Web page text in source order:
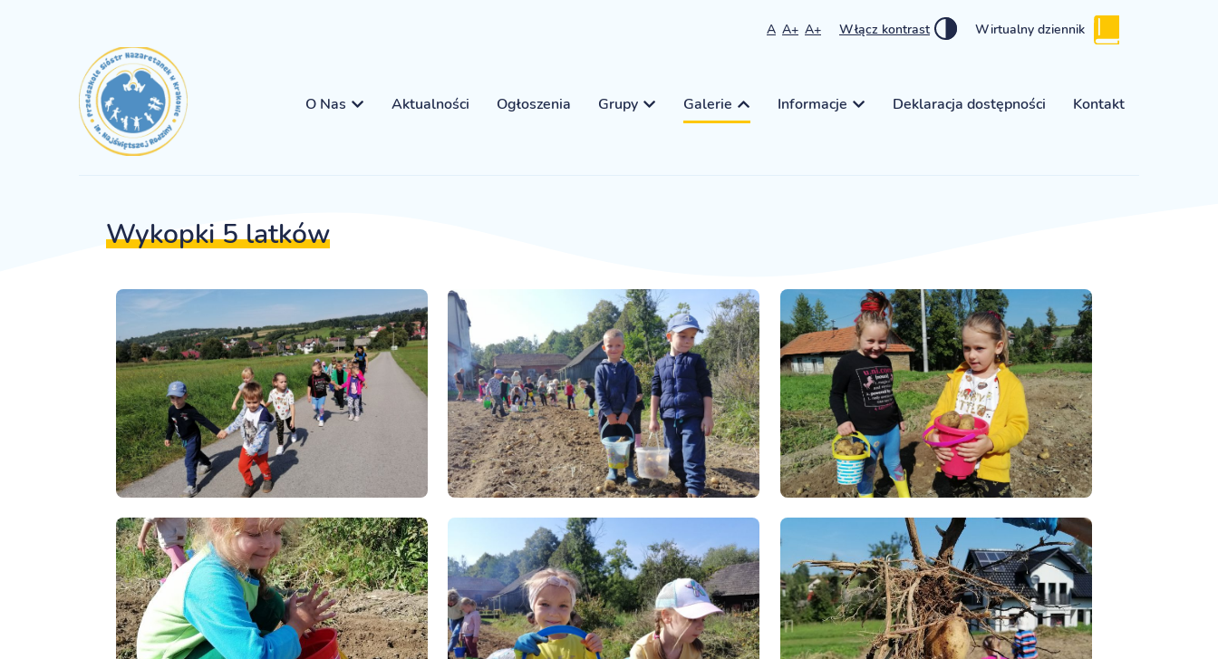
A A+ A+ Włącz kontrast Wirtualny dziennik
O Nas Aktualności Ogłoszenia Grupy Galerie Informacje Deklaracja dostępności Kontakt
Wykopki 5 latków